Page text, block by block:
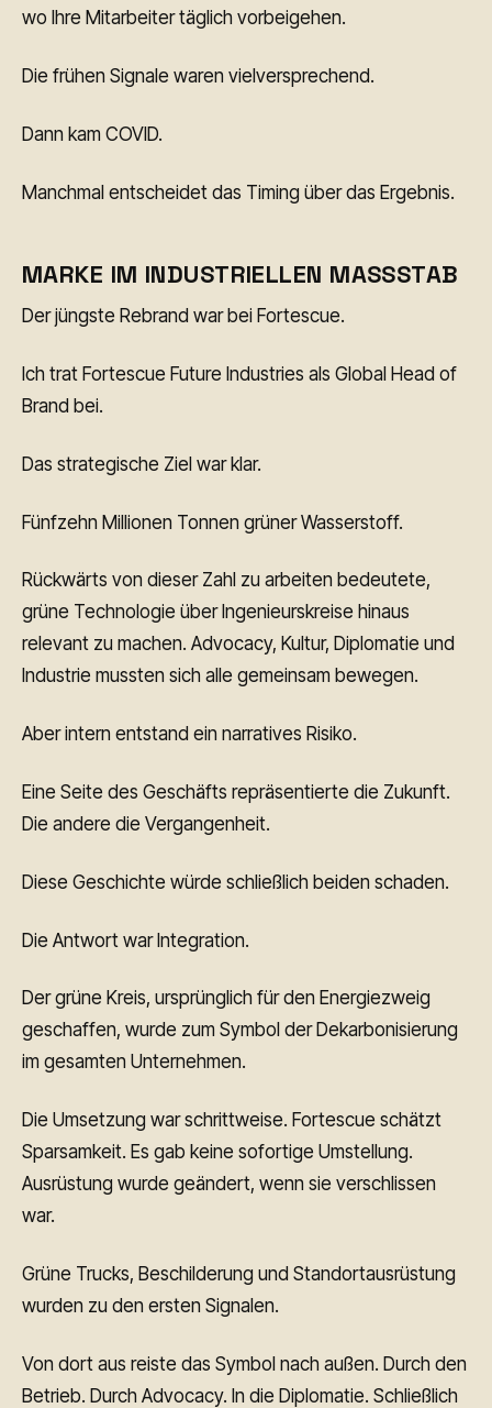
wo Ihre Mitarbeiter täglich vorbeigehen.
Die frühen Signale waren vielversprechend.
Dann kam COVID.
Manchmal entscheidet das Timing über das Ergebnis.
MARKE IM INDUSTRIELLEN MASSSTAB
Der jüngste Rebrand war bei Fortescue.
Ich trat Fortescue Future Industries als Global Head of
Brand bei.
Das strategische Ziel war klar.
Fünfzehn Millionen Tonnen grüner Wasserstoff.
Rückwärts von dieser Zahl zu arbeiten bedeutete,
grüne Technologie über Ingenieurskreise hinaus
relevant zu machen. Advocacy, Kultur, Diplomatie und
Industrie mussten sich alle gemeinsam bewegen.
Aber intern entstand ein narratives Risiko.
Eine Seite des Geschäfts repräsentierte die Zukunft.
Die andere die Vergangenheit.
Diese Geschichte würde schließlich beiden schaden.
Die Antwort war Integration.
Der grüne Kreis, ursprünglich für den Energiezweig
geschaffen, wurde zum Symbol der Dekarbonisierung
im gesamten Unternehmen.
Die Umsetzung war schrittweise. Fortescue schätzt
Sparsamkeit. Es gab keine sofortige Umstellung.
Ausrüstung wurde geändert, wenn sie verschlissen
war.
Grüne Trucks, Beschilderung und Standortausrüstung
wurden zu den ersten Signalen.
Von dort aus reiste das Symbol nach außen. Durch den
Betrieb. Durch Advocacy. In die Diplomatie. Schließlich